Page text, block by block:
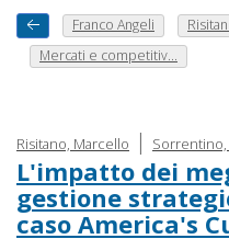
Franco Angeli
Mercati e competitiv...
Risitano, Marcello | Sorrentino,
L'impatto dei
gestione
caso America's